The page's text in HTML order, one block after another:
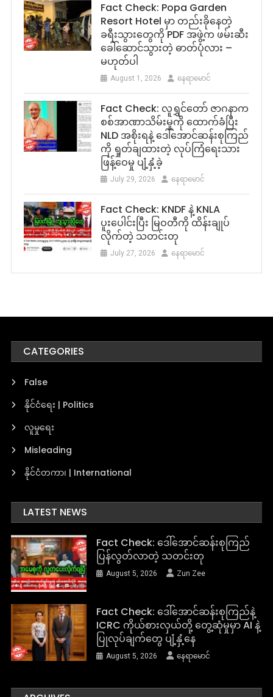
Fact Check: Popa Garden
Resort Hotel မှာ တည်းခိုနေတဲ့
ခရီးသွားတွေကို PDF အဖွဲ့က ဖမ်းဆီး
ခေါ်ဆောင်သွားတဲ့ ဓာတ်ပုံလား –
မဟုတ်ပါ
August 1, 2026 နေရာမောင်
Fact Check: လူရွှင်တော် ဇာဂနာက
စစ်အာဏာသိမ်းမှုကို ထောက်ခံပြီး
NLD အစိုးရနဲ့ ဒေါ်အောင်ဆန်းစုကြည်
ကို ရှုတ်ချထားတဲ့ လုပ်ကြံရေးသား
ဖြန့်ဝေမှု ပျံ့နှံ့ခဲ့
July 29, 2026 နေရာမောင်
Fact Check: KNDF နဲ့ KNLA
ပူးပေါင်းပြီး မြဝတီကို ထိန်းချုပ်
လိုက်တဲ့ သတင်းတု
July 27, 2026 နေရာမောင်
CATEGORIES
False
နိုင်ငံရေး | Politics
လူမှုရေး
Misleading
နိုင်ငံတကာ၊ | International
LATEST NEWS
Fact Check: ဒေါ်အောင်ဆန်းစုကြည်
ပြန်လွတ်လာတဲ့ သတင်းတု
August 5, 2026 Zun Zee
Fact Check: ဒေါ်အောင်ဆန်းစုကြည်နဲ့
ICRC ကိုယ်စားလှယ်တို့ တွေ့ဆုံမှုမှာ AI နဲ့
ပြုလုပ်ချက်တွေ ပျံ့နှံ့နေ
August 5, 2026 နေရာမောင်